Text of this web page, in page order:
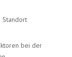
Standort
bei der